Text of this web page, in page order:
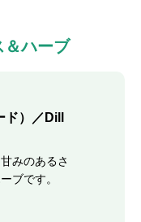
＆ハーブ
）／Dill
みのあるさ
ブです。